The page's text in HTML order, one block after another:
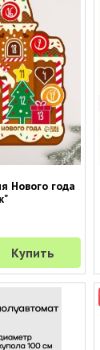
Нового года
Купить